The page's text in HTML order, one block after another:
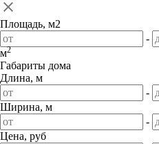
Площадь, м2
-
м2
Габариты дома
Длина, м
-
Ширина, м
-
Цена, руб